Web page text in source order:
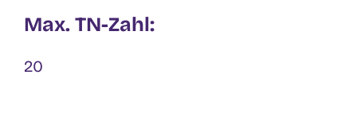
Max. TN-Zahl:
20